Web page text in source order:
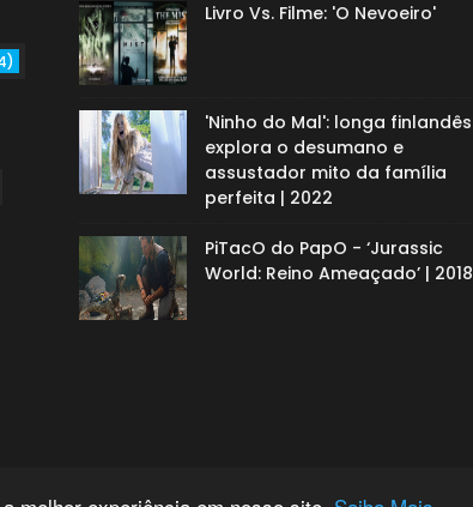
Livro Vs. Filme: 'O Nevoeiro'
'Ninho do Mal': longa finlandês
explora o desumano e
assustador mito da família
perfeita | 2022
PiTacO do PapO - ‘Jurassic
World: Reino Ameaçado’ | 2018